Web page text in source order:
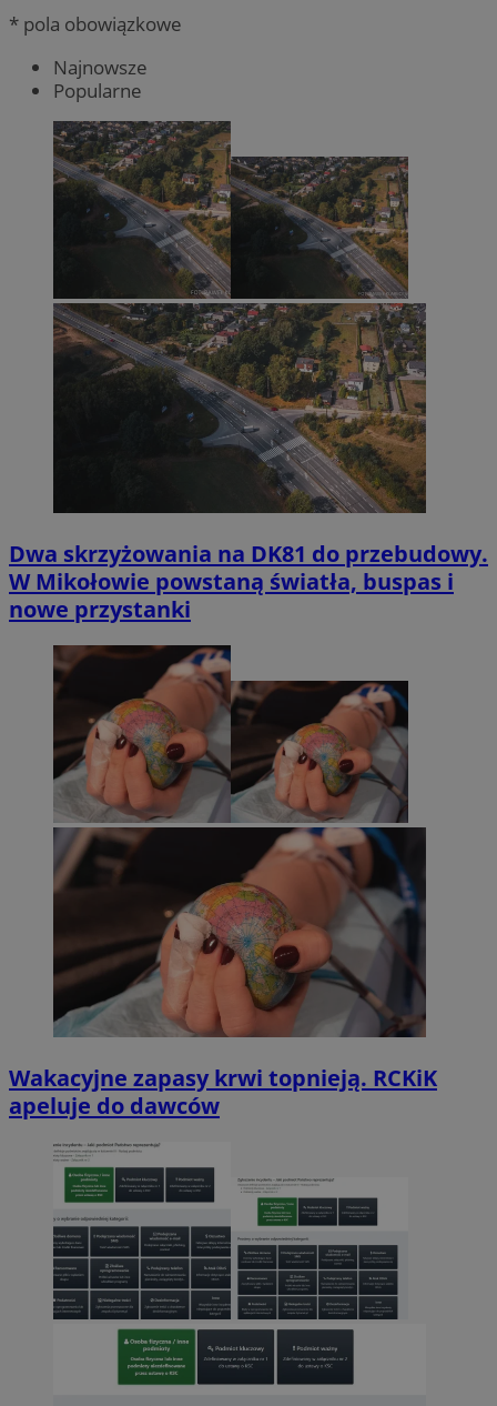
* pola obowiązkowe
Najnowsze
Popularne
Dwa skrzyżowania na DK81 do przebudowy.
W Mikołowie powstaną światła, buspas i
nowe przystanki
Wakacyjne zapasy krwi topnieją. RCKiK
apeluje do dawców